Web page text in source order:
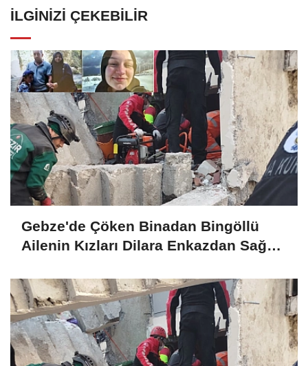
İLGINIZI ÇEKEBILIR
Gebze'de Çöken Binadan Bingöllü
Ailenin Kızları Dilara Enkazdan Sağ